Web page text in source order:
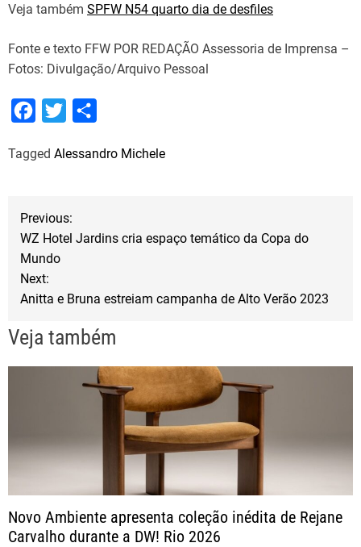
Veja também SPFW N54 quarto dia de desfiles
Fonte e texto FFW POR REDAÇÃO Assessoria de Imprensa –
Fotos: Divulgação/Arquivo Pessoal
c
o
o
k
i
e
a
Tagged Alessandro Michele
N
e
g
ç
o
Previous:
WZ Hotel Jardins cria espaço temático da Copa do
Mundo
Next:
Anitta e Bruna estreiam campanha de Alto Verão 2023
Veja também
Novo Ambiente apresenta coleção inédita de Rejane
Carvalho durante a DW! Rio 2026